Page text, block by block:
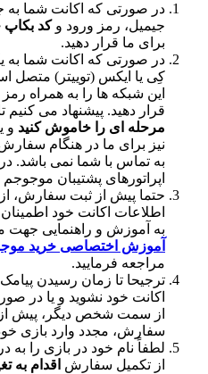
صورتی که اکانت شما به جیمیل
رمز ورود وکد بکاپ جیمیلرا
ما قرار دهید.
صورتی که اکانت شما به یکی از
یا ایکس (توییتر) متصل است،
شبکه ها را به همراه رمز ورود
دهید. پیشنهاد می کنیم تا
ای را خاموش کنیدو یا کد بکاپ
برای ما در هنگام سفارش قرار
تماس با شما نمی باشد. در غیر
پشتیبان موجوجم جهت
پیش از ثبت سفارش، از متصل
اکانت خود اطمینان حاصل
آموزش و راهنمایی جهت موارد فوق
اختصاصی خرید موجوجم یا
فرمایید.
تا زمان رسیدن پیامک یا
خود نشوید و یا در صورت
سمت شخص دیگر، پیش از رسیدن
مجدد وارد بازی خود نشوید.
نام خود در بازی را به درستی
تکمیل سفارش اقدام به تغییر نام